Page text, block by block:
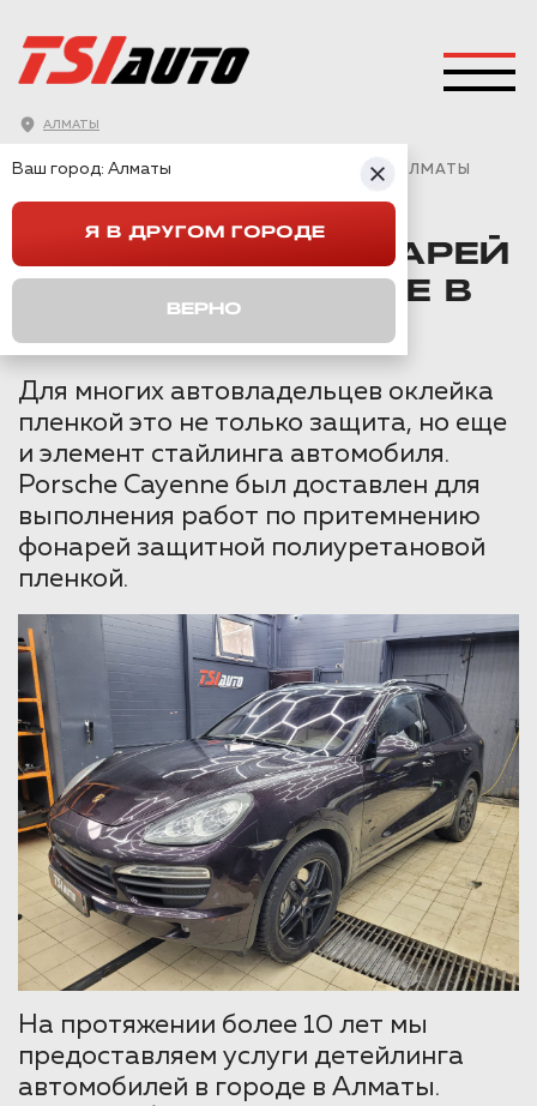
АЛМАТЫ
ТОНИРОВКА ФОНАРЕЙ PORSCHE CAYENNE В АЛМАТЫ
ТОНИРОВКА ФОНАРЕЙ
PORSCHE CAYENNE В
Для многих автовладельцев оклейка
пленкой это не только защита, но еще
и элемент стайлинга автомобиля.
Porsche Cayenne был доставлен для
выполнения работ по притемнению
фонарей защитной полиуретановой
пленкой.
На протяжении более 10 лет мы
предоставляем услуги детейлинга
автомобилей в городе в Алматы.
Ваш город: Алматы
Я В ДРУГОМ ГОРОДЕ
ВЕРНО